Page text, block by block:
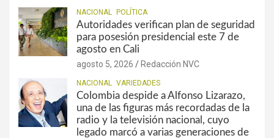
NACIONAL POLÍTICA
Autoridades verifican plan de seguridad
para posesión presidencial este 7 de
agosto en Cali
agosto 5, 2026 Redacción NVC
NACIONAL VARIEDADES
Colombia despide a Alfonso Lizarazo,
una de las figuras más recordadas de la
radio y la televisión nacional, cuyo
legado marcó a varias generaciones de